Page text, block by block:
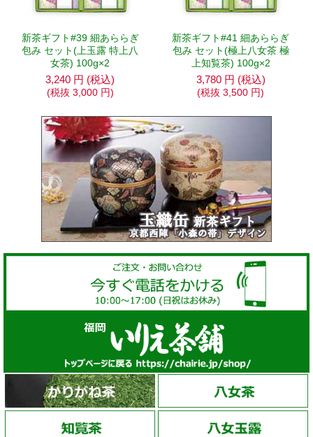
新茶ギフト#39 細あららぎ
包み セット(上玉露 特上八
女茶) 100g×2
3,240 円 (税込)
(税抜 3,000 円)
新茶ギフト#41 細あららぎ
包み セット(極上八女茶 極
上知覧茶) 100g×2
3,780 円 (税込)
(税抜 3,500 円)